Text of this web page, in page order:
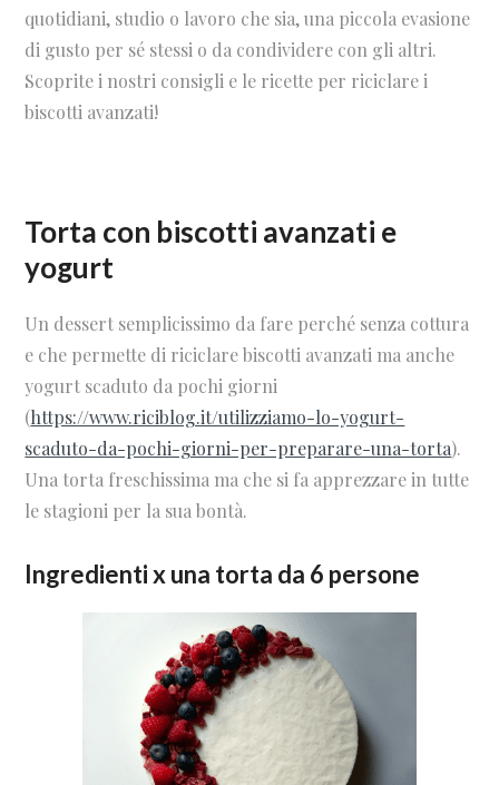
quotidiani, studio o lavoro che sia, una piccola evasione
di gusto per sé stessi o da condividere con gli altri.
Scoprite i nostri consigli e le ricette per riciclare i
biscotti avanzati!
Torta con biscotti avanzati e
yogurt
Un dessert semplicissimo da fare perché senza cottura
e che permette di riciclare biscotti avanzati ma anche
yogurt scaduto da pochi giorni
(https://www.riciblog.it/utilizziamo-lo-yogurt-
scaduto-da-pochi-giorni-per-preparare-una-torta).
Una torta freschissima ma che si fa apprezzare in tutte
le stagioni per la sua bontà.
Ingredienti x una torta da 6 persone